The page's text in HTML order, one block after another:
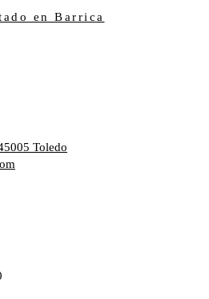
en Barrica
Toledo